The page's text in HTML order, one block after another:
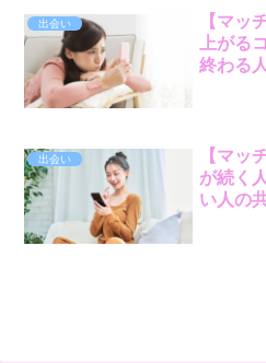
出会い
【マッ
上がる
終わる
出会い
【マッ
が続く
い人の